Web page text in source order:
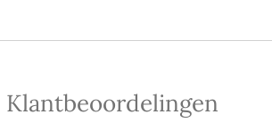
Klantbeoordelingen